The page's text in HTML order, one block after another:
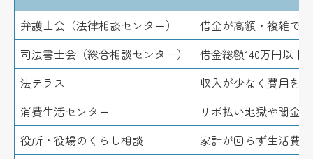
弁護士会（法律相談センター）
借金が高額・複雑で
司法書士会（総合相談センター）
借金総額140万円以下
法テラス
収入が少なく費用を
消費生活センター
リボ払い地獄や闇金
役所・役場のくらし相談
家計が回らず生活費